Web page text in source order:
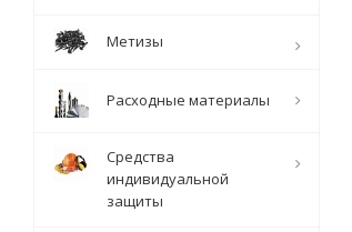
Метизы
Расходные материалы
Средства
индивидуальной
защиты